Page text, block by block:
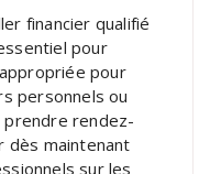
financier qualifié
pour
pour
personnels ou
prendre rendez-
dès maintenant
sur les